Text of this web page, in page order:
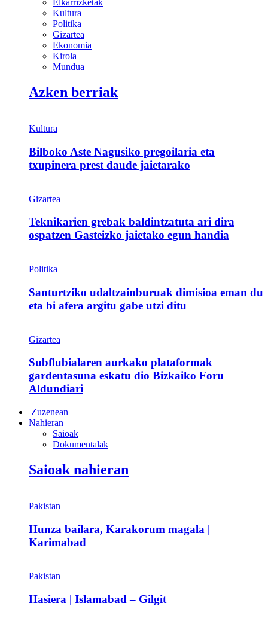
Elkarrizketak
Kultura
Politika
Gizartea
Ekonomia
Kirola
Mundua
Azken berriak
Kultura
Bilboko Aste Nagusiko pregoilaria eta
txupinera prest daude jaietarako
Gizartea
Teknikarien grebak baldintzatuta ari dira
ospatzen Gasteizko jaietako egun handia
Politika
Santurtziko udaltzainburuak dimisioa eman du
eta bi afera argitu gabe utzi ditu
Gizartea
Subflubialaren aurkako plataformak
gardentasuna eskatu dio Bizkaiko Foru
Aldundiari
Zuzenean
Nahieran
Saioak
Dokumentalak
Saioak nahieran
Pakistan
Hunza bailara, Karakorum magala |
Karimabad
Pakistan
Hasiera | Islamabad – Gilgit